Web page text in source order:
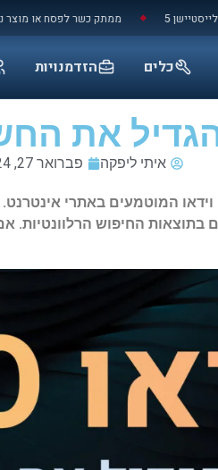
ממתק כשר לפסח או מוצר ניקוי באושר עד? |
כלים הזדמנויות
איתי ליפקה פברואר 27, 2024
המוטמעים באתרי אינטרנט.
החיפוש הרלוונטיות.